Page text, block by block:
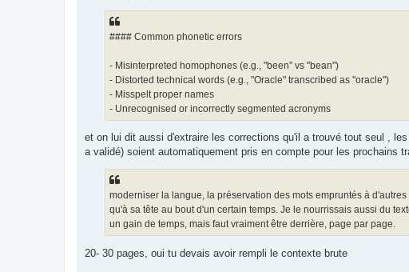
#### Common phonetic errors
- Misinterpreted homophones (e.g., "been" vs "bean")
- Distorted technical words (e.g., "Oracle" transcribed as "oracle")
- Misspelt proper names
- Unrecognised or incorrectly segmented acronyms
et on lui dit aussi d'extraire les corrections qu'il a trouvé tout seul ,
a validé) soient automatiquement pris en compte pour les prochains
moderniser la langue, la préservation des mots empruntés à
qu'à sa tête au bout d'un certain temps. Je le nourrissais aussi du
un gain de temps, mais faut vraiment être derrière, page par page.
20- 30 pages, oui tu devais avoir rempli le contexte brute